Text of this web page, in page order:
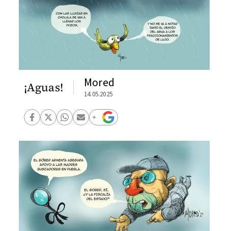
¡Aguas! Mored
14.05.2025